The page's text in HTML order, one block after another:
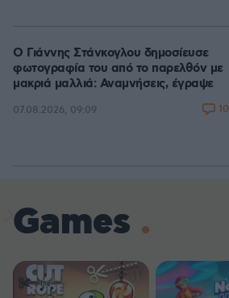
Ο Γιάννης Στάνκογλου δημοσίευσε
φωτογραφία του από το παρελθόν με
μακριά μαλλιά: Αναμνήσεις, έγραψε
07.08.2026, 09:09 10
Games